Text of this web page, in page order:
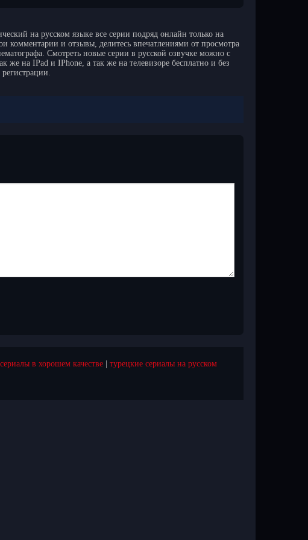
на русском языке все серии подряд онлайн только на
комментарии и отзывы, делитесь впечатлениями от просмотра
Смотреть новые серии в русской озвучке можно с
на IPad и IPhone, а так же на телевизоре бесплатно и без
регистрации.
в хорошем качестве
турецкие сериалы на русском